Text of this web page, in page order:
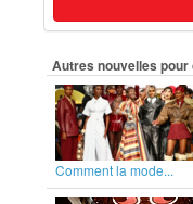
Autres nouvelles
Comment la mode...